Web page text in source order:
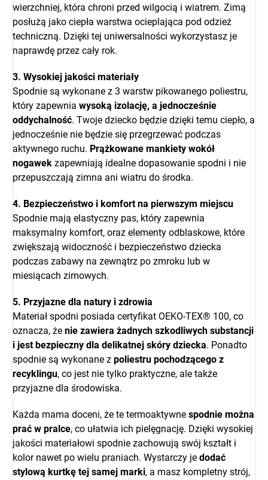
wierzchniej, która chroni przed wilgocią i wiatrem. Zimą
posłużą jako ciepła warstwa ocieplająca pod odzież
techniczną. Dzięki tej uniwersalności wykorzystasz je
naprawdę przez cały rok.
3. Wysokiej jakości materiały
Spodnie są wykonane z 3 warstw pikowanego poliestru,
który zapewnia wysoką izolację, a jednocześnie
oddychalność. Twoje dziecko będzie dzięki temu ciepło, a
jednocześnie nie będzie się przegrzewać podczas
aktywnego ruchu. Prążkowane mankiety wokół
nogawek zapewniają idealne dopasowanie spodni i nie
przepuszczają zimna ani wiatru do środka.
4. Bezpieczeństwo i komfort na pierwszym miejscu
Spodnie mają elastyczny pas, który zapewnia
maksymalny komfort, oraz elementy odblaskowe, które
zwiększają widoczność i bezpieczeństwo dziecka
podczas zabawy na zewnątrz po zmroku lub w
miesiącach zimowych.
5. Przyjazne dla natury i zdrowia
Materiał spodni posiada certyfikat OEKO-TEX® 100, co
oznacza, że nie zawiera żadnych szkodliwych substancji
i jest bezpieczny dla delikatnej skóry dziecka. Ponadto
spodnie są wykonane z poliestru pochodzącego z
recyklingu, co jest nie tylko praktyczne, ale także
przyjazne dla środowiska.
Każda mama doceni, że te termoaktywne spodnie można
prać w pralce, co ułatwia ich pielęgnację. Dzięki wysokiej
jakości materiałowi spodnie zachowują swój kształt i
kolor nawet po wielu praniach. Wystarczy je dodać
stylową kurtkę tej samej marki, a masz kompletny strój,